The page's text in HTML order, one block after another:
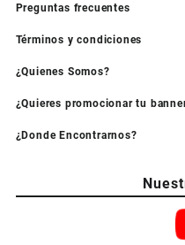
Preguntas frecuentes
Términos y condiciones
¿Quienes Somos?
¿Quieres promocionar tu
¿Donde Encontrarnos?